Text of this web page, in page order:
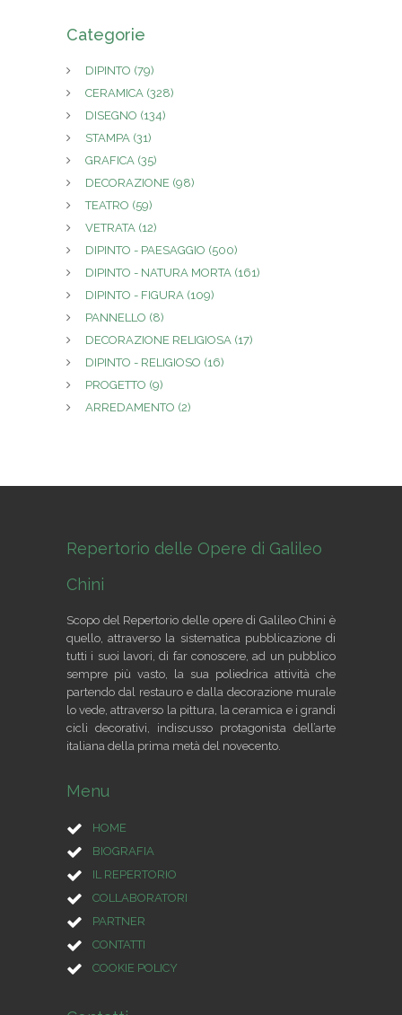
Categorie
DIPINTO (79)
CERAMICA (328)
DISEGNO (134)
STAMPA (31)
GRAFICA (35)
DECORAZIONE (98)
TEATRO (59)
VETRATA (12)
DIPINTO - PAESAGGIO (500)
DIPINTO - NATURA MORTA (161)
DIPINTO - FIGURA (109)
PANNELLO (8)
DECORAZIONE RELIGIOSA (17)
DIPINTO - RELIGIOSO (16)
PROGETTO (9)
ARREDAMENTO (2)
Repertorio delle Opere di Galileo
Chini
Scopo del Repertorio delle opere di Galileo Chini è
quello, attraverso la sistematica pubblicazione di
tutti i suoi lavori, di far conoscere, ad un pubblico
sempre più vasto, la sua poliedrica attività che
partendo dal restauro e dalla decorazione murale
lo vede, attraverso la pittura, la ceramica e i grandi
cicli decorativi, indiscusso protagonista dell’arte
italiana della prima metà del novecento.
Menu
HOME
BIOGRAFIA
IL REPERTORIO
COLLABORATORI
PARTNER
CONTATTI
COOKIE POLICY